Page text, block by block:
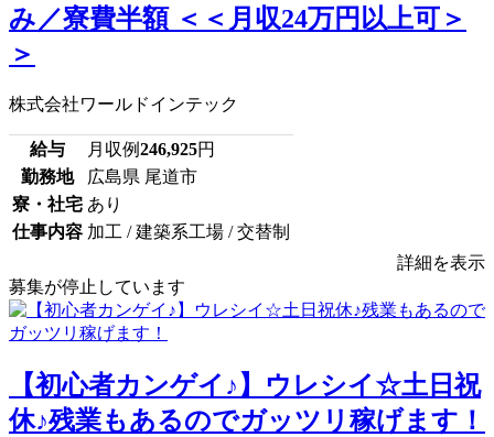
み／寮費半額 ＜＜月収24万円以上可＞
＞
株式会社ワールドインテック
給与 月収例246,925円
勤務地
広島県 尾道市
寮・社宅 あり
仕事内容 加工 / 建築系工場 / 交替制
詳細を表示
募集が停止しています
【初心者カンゲイ♪】ウレシイ☆土日祝
休♪残業もあるのでガッツリ稼げます！